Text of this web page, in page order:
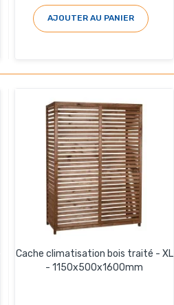
AJOUTER AU PANIER
Cache climatisation bois traité - XL
- 1150x500x1600mm